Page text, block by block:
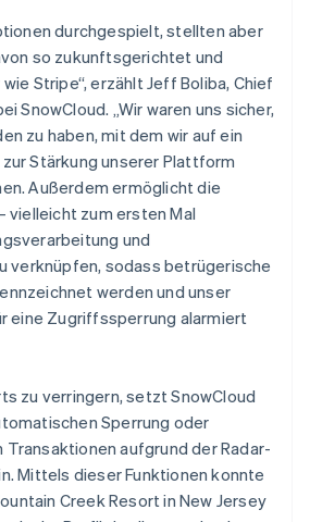
durchgespielt, stellten aber
so zukunftsgerichtet und
Stripe“, erzählt Jeff Boliba, Chief
SnowCloud. „Wir waren uns sicher,
zu haben, mit dem wir auf ein
Stärkung unserer Plattform
Außerdem ermöglicht die
vielleicht zum ersten Mal
und
verknüpfen, sodass betrügerische
werden und unser
eine Zugriffssperrung alarmiert
zu verringern, setzt SnowCloud
Sperrung oder
Transaktionen aufgrund der Radar-
Mittels dieser Funktionen konnte
Creek Resort in New Jersey